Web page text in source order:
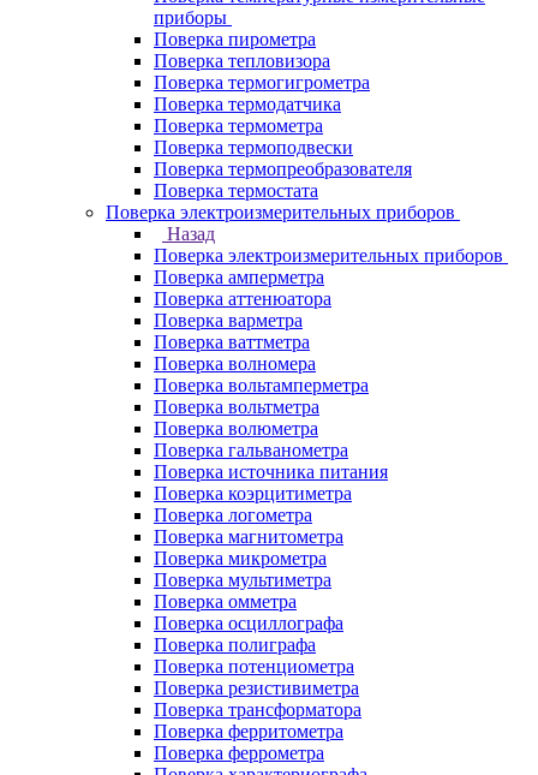
приборы
Поверка пирометра
Поверка тепловизора
Поверка термогигрометра
Поверка термодатчика
Поверка термометра
Поверка термоподвески
Поверка термопреобразователя
Поверка термостата
Поверка электроизмерительных приборов
Назад
Поверка электроизмерительных приборов
Поверка амперметра
Поверка аттенюатора
Поверка варметра
Поверка ваттметра
Поверка волномера
Поверка вольтамперметра
Поверка вольтметра
Поверка волюметра
Поверка гальванометра
Поверка источника питания
Поверка коэрцитиметра
Поверка логометра
Поверка магнитометра
Поверка микрометра
Поверка мультиметра
Поверка омметра
Поверка осциллографа
Поверка полиграфа
Поверка потенциометра
Поверка резистивиметра
Поверка трансформатора
Поверка ферритометра
Поверка феррометра